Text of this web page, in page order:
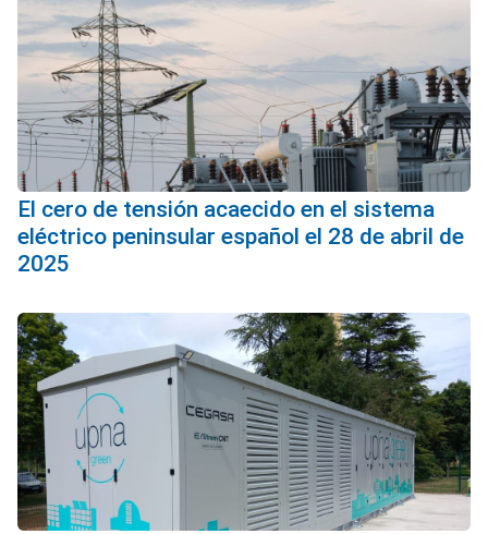
El cero de tensión acaecido en el sistema
eléctrico peninsular español el 28 de abril de
2025